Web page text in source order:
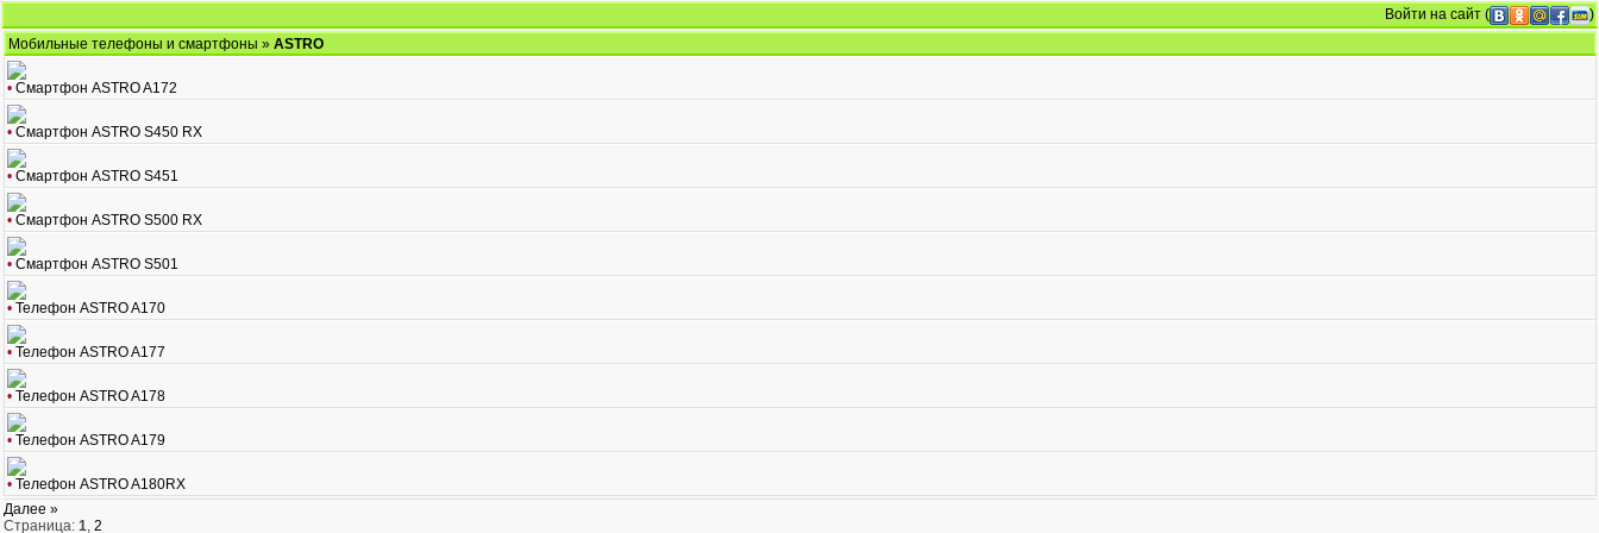
Войти на сайт (
)
Мобильные телефоны и смартфоны » ASTRO
• Смартфон ASTRO A172
• Смартфон ASTRO S450 RX
• Смартфон ASTRO S451
• Смартфон ASTRO S500 RX
• Смартфон ASTRO S501
• Телефон ASTRO A170
• Телефон ASTRO A177
• Телефон ASTRO A178
• Телефон ASTRO A179
• Телефон ASTRO A180RX
Далее »
Страница: 1, 2